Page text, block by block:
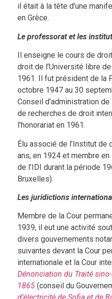
il était à la tête d’une
en Grèce.
Le professorat et les
Il enseigne le cours de
droit de l’Université libre
1961. Il fut président de la
octobre 1947 au 30
Conseil d’administration de
de recherches de droit
l’honorariat en 1961.
Élu associé de l’Institut de
ans, en 1924 et membre
de l’IDI durant la période
Bruxelles).
Les juridictions
Membre de la Cour
1939, il eut une activité
divers gouvernements
suivantes devant la Cour
internationale et la Cour
Dénonciation du Traité
1865(conseil du